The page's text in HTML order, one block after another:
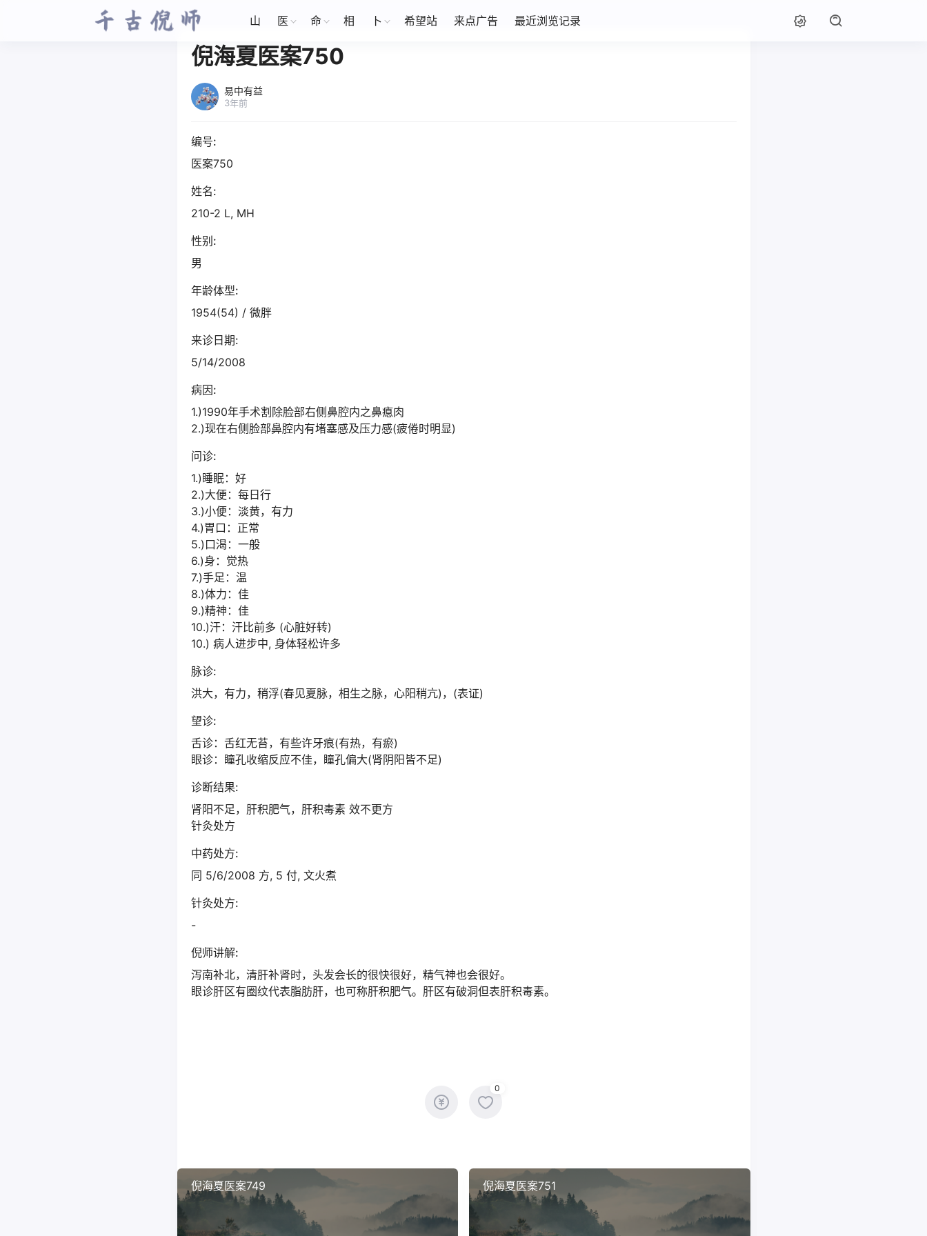
山 医 命 相 卜 希望站 来点广告 最近浏览记录
倪海夏医案750
易中有益
3年前
编号:
医案750
姓名:
210-2 L, MH
性别:
男
年龄体型:
1954(54) / 微胖
来诊日期:
5/14/2008
病因:
1.)1990年手术割除脸部右侧鼻腔内之鼻瘜肉
2.)现在右侧脸部鼻腔内有堵塞感及压力感(疲倦时明显)
问诊:
1.)睡眠：好
2.)大便：每日行
3.)小便：淡黄，有力
4.)胃口：正常
5.)口渴：一般
6.)身：觉热
7.)手足：温
8.)体力：佳
9.)精神：佳
10.)汗：汗比前多 (心脏好转)
10.) 病人进步中, 身体轻松许多
脉诊:
洪大，有力，稍浮(春见夏脉，相生之脉，心阳稍亢)，(表证)
望诊:
舌诊：舌红无苔，有些许牙痕(有热，有瘀)
眼诊：瞳孔收缩反应不佳，瞳孔偏大(肾阴阳皆不足)
诊断结果:
肾阳不足，肝积肥气，肝积毒素 效不更方
针灸处方
中药处方:
同 5/6/2008 方, 5 付, 文火煮
针灸处方:
-
倪师讲解:
泻南补北，清肝补肾时，头发会长的很快很好，精气神也会很好。
眼诊肝区有圈纹代表脂肪肝，也可称肝积肥气。肝区有破洞但表肝积毒素。
0
倪海夏医案749 倪海夏医案751